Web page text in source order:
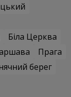
Біла Церква
Прага
берег